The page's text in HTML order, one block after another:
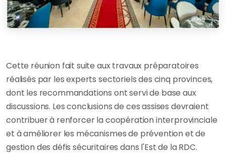
Cette réunion fait suite aux travaux préparatoires
réalisés par les experts sectoriels des cinq provinces,
dont les recommandations ont servi de base aux
discussions. Les conclusions de ces assises devraient
contribuer à renforcer la coopération interprovinciale
et à améliorer les mécanismes de prévention et de
gestion des défis sécuritaires dans l'Est de la RDC.